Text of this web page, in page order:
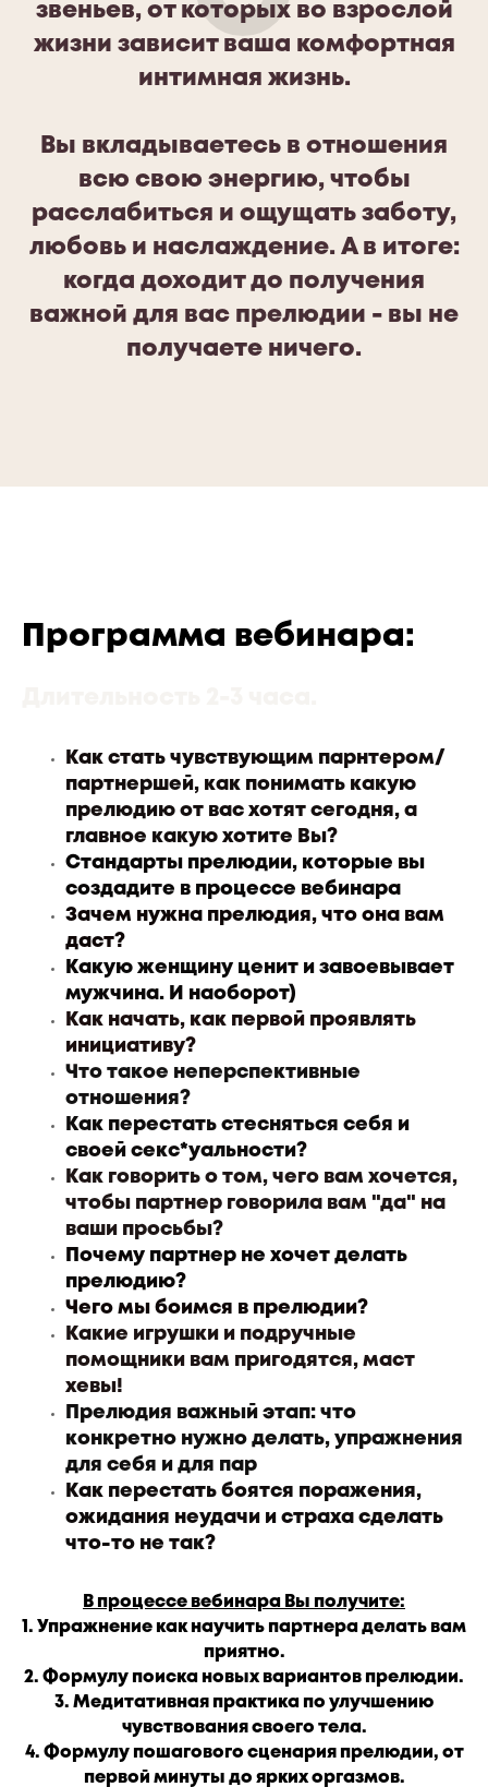
звеньев, от которых во взрослой
жизни зависит ваша комфортная
интимная жизнь.
Вы вкладываетесь в отношения
всю свою энергию, чтобы
расслабиться и ощущать заботу,
любовь и наслаждение. А в итоге:
когда доходит до получения
важной для вас прелюдии - вы не
получаете ничего.
Программа вебинара:
Как стать чувствующим парнтером/
партнершей, как понимать какую
прелюдию от вас хотят сегодня, а
главное какую хотите Вы?
Стандарты прелюдии, которые вы
создадите в процессе вебинара
Зачем нужна прелюдия, что она вам
даст?
Какую женщину ценит и завоевывает
мужчина. И наоборот)
Как начать, как первой проявлять
инициативу?
Что такое неперспективные
отношения?
Как перестать стесняться себя и
своей секс*уальности?
Как говорить о том, чего вам хочется,
чтобы партнер говорила вам "да" на
ваши просьбы?
Почему партнер не хочет делать
прелюдию?
Чего мы боимся в прелюдии?
Какие игрушки и подручные
помощники вам пригодятся, маст
хевы!
Прелюдия важный этап: что
конкретно нужно делать, упражнения
для себя и для пар
Как перестать боятся поражения,
ожидания неудачи и страха сделать
что-то не так?
В процессе вебинара Вы получите:
1. Упражнение как научить партнера делать вам
приятно.
2. Формулу поиска новых вариантов прелюдии.
3. Медитативная практика по улучшению
чувствования своего тела.
4. Формулу пошагового сценария прелюдии, от
первой минуты до ярких оргазмов.